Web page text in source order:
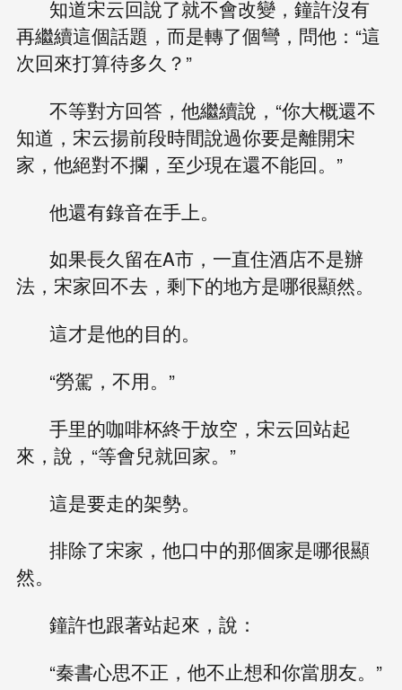
知道宋云回說了就不會改變，鐘許沒有
再繼續這個話題，而是轉了個彎，問他：“這
次回來打算待多久？”
不等對方回答，他繼續說，“你大概還不
知道，宋云揚前段時間說過你要是離開宋
家，他絕對不攔，至少現在還不能回。”
他還有錄音在手上。
如果長久留在A市，一直住酒店不是辦
法，宋家回不去，剩下的地方是哪很顯然。
這才是他的目的。
“勞駕，不用。”
手里的咖啡杯終于放空，宋云回站起
來，說，“等會兒就回家。”
這是要走的架勢。
排除了宋家，他口中的那個家是哪很顯
然。
鐘許也跟著站起來，說：
“秦書心思不正，他不止想和你當朋友。”